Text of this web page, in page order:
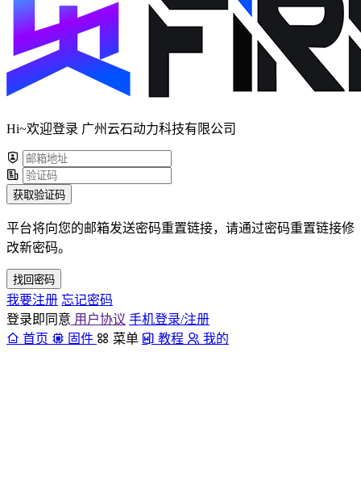
Hi~欢迎登录 广州云石动力科技有限公司
获取验证码
平台将向您的邮箱发送密码重置链接，请通过密码重置链接修
改新密码。
找回密码
我要注册 忘记密码
登录即同意 用户协议 手机登录/注册
首页
固件 菜单 教程 我的